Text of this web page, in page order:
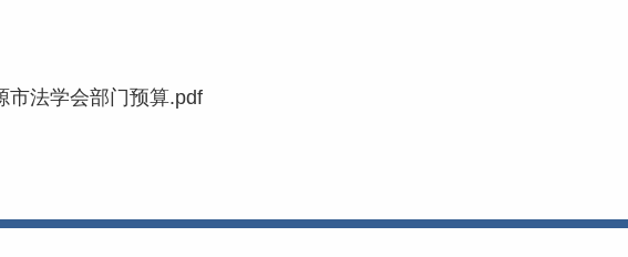
市法学会部门预算.pdf